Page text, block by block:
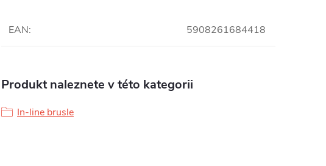
EAN: 5908261684418
Produkt naleznete v této kategorii
In-line brusle